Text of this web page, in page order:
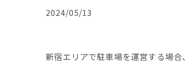
2024/05/13
新宿エリアで駐車場を運営する場合